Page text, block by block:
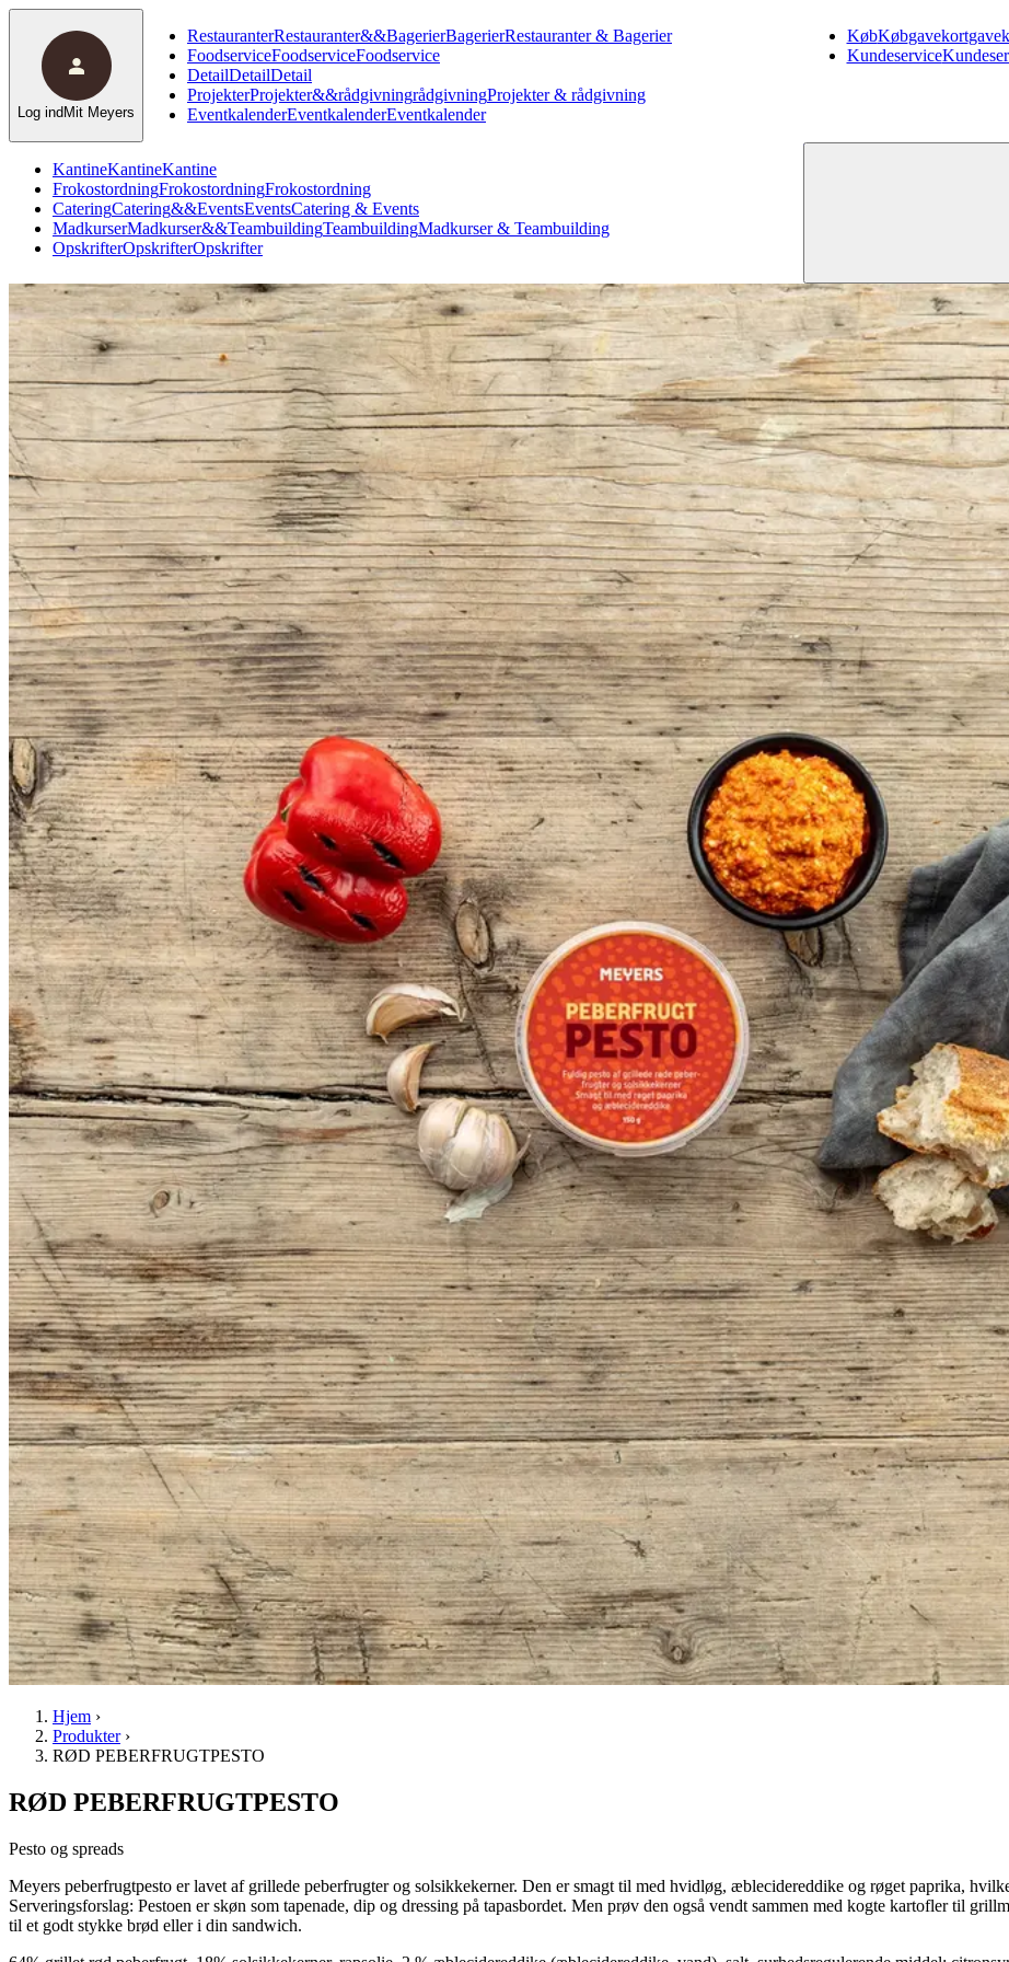
KantineKantineKantine
FrokostordningFrokostordningFrokostordning
CateringCatering&&EventsEventsCatering & Events
MadkurserMadkurser&&TeambuildingTeambuildingMadkurser & Teambuilding
OpskrifterOpskrifterOpskrifter
RestauranterRestauranter&&BagerierBagerierRestauranter & Bagerier
FoodserviceFoodserviceFoodservice
DetailDetailDetail
ProjekterProjekter&&rådgivningrådgivningProjekter & rådgivning
EventkalenderEventkalenderEventkalender
KøbKøbgavekort
Kundeservice
Log ind Mit Meyers
Hjem ›
Produkter›
RØD PEBERFRUGTPESTO
RØD PEBERFRUGTPESTO
Pesto og spreads
Meyers peberfrugtpesto er lavet af grillede peberfrugter og solsikkekerner. Den er smagt til med hvidløg, æblecidereddike og røget paprika,
Serveringsforslag: Pestoen er skøn som tapenade, dip og dressing på tapasbordet. Men prøv den også vendt sammen med kogte kartofler til
til et godt stykke brød eller i din sandwich.